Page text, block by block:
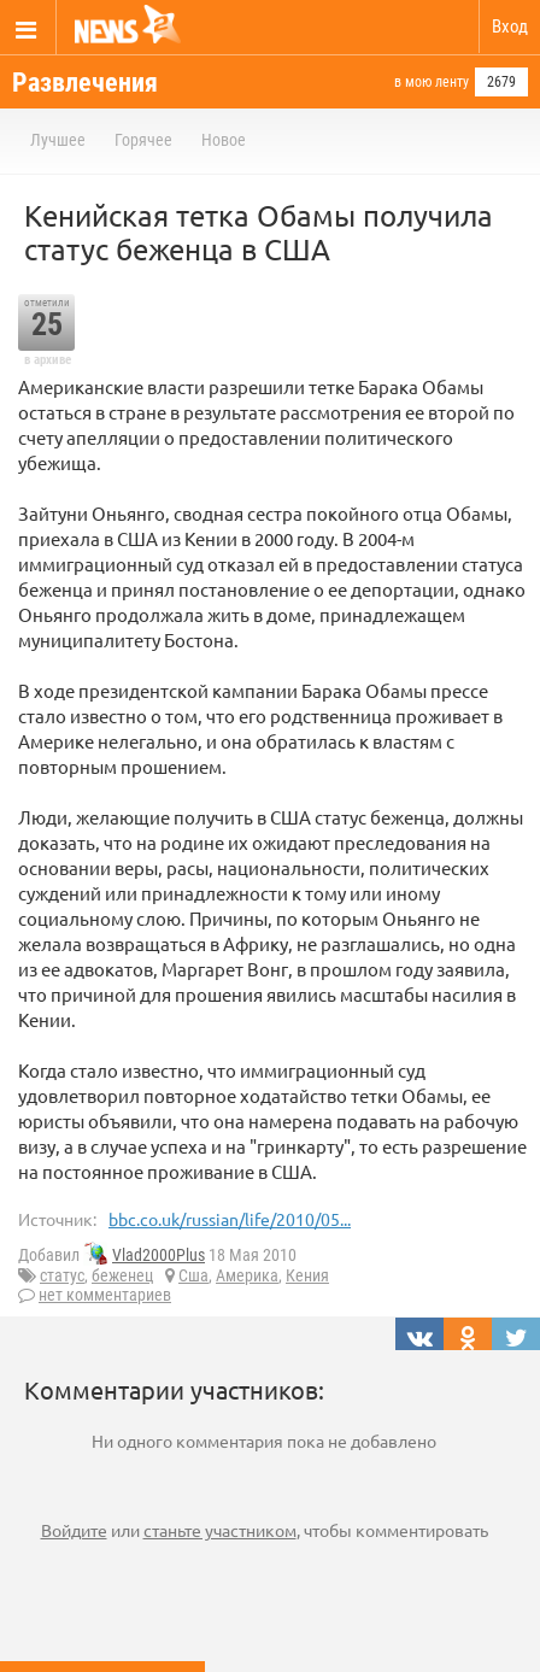
Вход
Развлечения в мою ленту 2679
Лучшее Горячее Новое
Кенийская тетка Обамы получила
статус беженца в США
отметили
25
в архиве
Американские власти разрешили тетке Барака Обамы
остаться в стране в результате рассмотрения ее второй по
счету апелляции о предоставлении политического
убежища.
Зайтуни Оньянго, сводная сестра покойного отца Обамы,
приехала в США из Кении в 2000 году. В 2004-м
иммиграционный суд отказал ей в предоставлении статуса
беженца и принял постановление о ее депортации, однако
Оньянго продолжала жить в доме, принадлежащем
муниципалитету Бостона.
В ходе президентской кампании Барака Обамы прессе
стало известно о том, что его родственница проживает в
Америке нелегально, и она обратилась к властям с
повторным прошением.
Люди, желающие получить в США статус беженца, должны
доказать, что на родине их ожидают преследования на
основании веры, расы, национальности, политических
суждений или принадлежности к тому или иному
социальному слою. Причины, по которым Оньянго не
желала возвращаться в Африку, не разглашались, но одна
из ее адвокатов, Маргарет Вонг, в прошлом году заявила,
что причиной для прошения явились масштабы насилия в
Кении.
Когда стало известно, что иммиграционный суд
удовлетворил повторное ходатайство тетки Обамы, ее
юристы объявили, что она намерена подавать на рабочую
визу, а в случае успеха и на "гринкарту", то есть разрешение
на постоянное проживание в США.
Источник: bbc.co.uk/russian/life/2010/05...
Добавил Vlad2000Plus 18 Мая 2010
статус, беженец Сша, Америка, Кения
нет комментариев
Комментарии участников:
Ни одного комментария пока не добавлено
Войдите илистаньте участником, чтобы комментировать